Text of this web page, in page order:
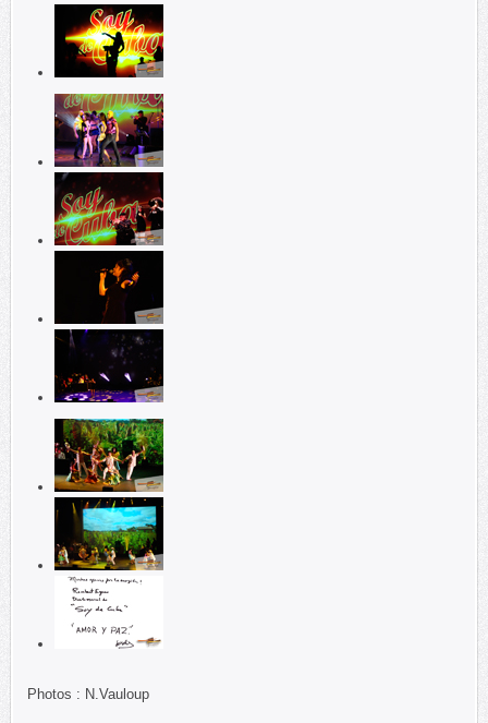
Photos : N.Vauloup